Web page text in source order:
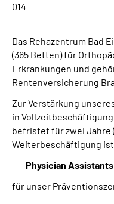
014
Das Rehazentrum Bad
(365 Betten) für
Erkrankungen und
Rentenversicherung
Zur Verstärkung
in Vollzeitbeschäftigung
befristet für zwei Jahre
Weiterbeschäftigung
Physician
für unser